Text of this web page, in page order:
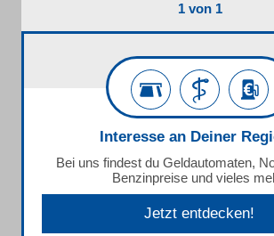
1 von 1
Interesse an Deiner
Bei uns findest du Geldautomaten,
Benzinpreise und vieles
Jetzt entdecken!